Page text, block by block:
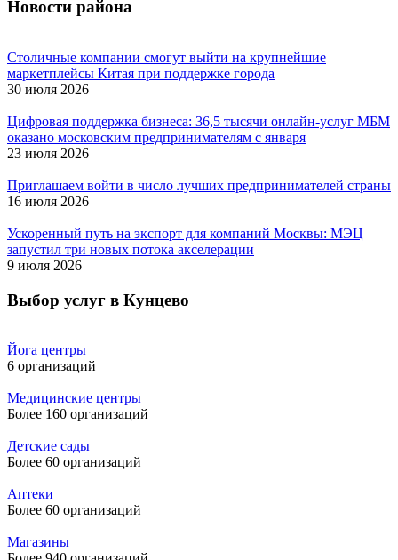
Новости района
Столичные компании смогут выйти на крупнейшие
маркетплейсы Китая при поддержке города
30 июля 2026
Цифровая поддержка бизнеса: 36,5 тысячи онлайн-услуг МБМ
оказано московским предпринимателям с января
23 июля 2026
Приглашаем войти в число лучших предпринимателей страны
16 июля 2026
Ускоренный путь на экспорт для компаний Москвы: МЭЦ
запустил три новых потока акселерации
9 июля 2026
Выбор услуг в Кунцево
Йога центры
6 организаций
Медицинские центры
Более 160 организаций
Детские сады
Более 60 организаций
Аптеки
Более 60 организаций
Магазины